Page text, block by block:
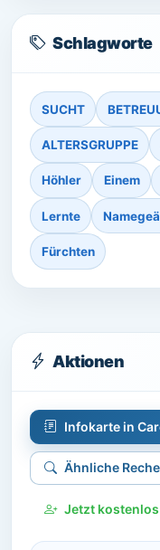
Schlagworte
SUCHT
ALTERSGRUPPE
Höhler Einem
Lernte
Fürchten
Aktionen
Infokarte in
Ähnliche
Jetzt